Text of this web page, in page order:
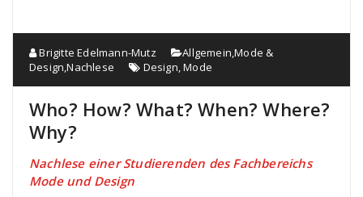
Brigitte Edelmann-Mutz Allgemein,Mode &
Design,Nachlese Design,Mode
Who? How? What? When? Where?
Why?
Nachlese einer Studierenden des Fachbereichs
Mode und Design